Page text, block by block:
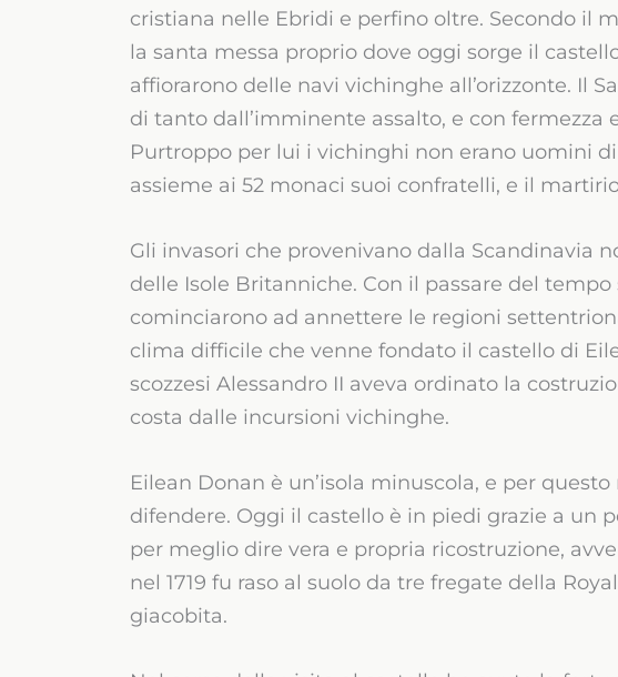
cristiana nelle Ebridi e perfino oltre. Secondo il
la santa messa proprio dove oggi sorge il
affiorarono delle navi vichinghe all’orizzonte. Il
di tanto dall’imminente assalto, e con fermezza
Purtroppo per lui i vichinghi non erano uomini
assieme ai 52 monaci suoi confratelli, e il
Gli invasori che provenivano dalla Scandinavia
delle Isole Britanniche. Con il passare del
cominciarono ad annettere le regioni
clima difficile che venne fondato il castello di
scozzesi Alessandro II aveva ordinato la
costa dalle incursioni vichinghe.
Eilean Donan è un’isola minuscola, e per
difendere. Oggi il castello è in piedi grazie a un
per meglio dire vera e propria ricostruzione,
nel 1719 fu raso al suolo da tre fregate della
giacobita.